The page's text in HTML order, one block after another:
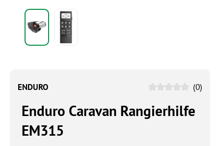
ENDURO (0)
Enduro Caravan Rangierhilfe
EM315